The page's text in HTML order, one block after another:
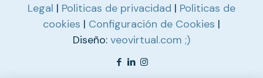
Legal | Politicas de privacidad | Politicas de
cookies | Configuración de Cookies |
Diseño: veovirtual.com ;)